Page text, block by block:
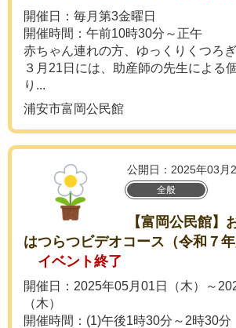
開催日：毎月第3金曜日
開催時間：午前10時30分～正午
赤ちゃん連れの方、ゆっくりくつろ
３月21日には、助産師の先生による
り...
浦安市富岡公民館
公開日：2025年03月
全般
【富岡公民館】
はつらつビデオコース（令和７年
イベント終了
開催日：2025年05月01日（木）～
（木）
開催時間：(1)午後1時30分～2時30